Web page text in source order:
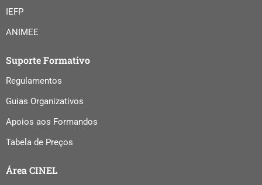
IEFP
ANIMEE
Suporte Formativo
Regulamentos
Guias Organizativos
Apoios aos Formandos
Tabela de Preços
Área CINEL